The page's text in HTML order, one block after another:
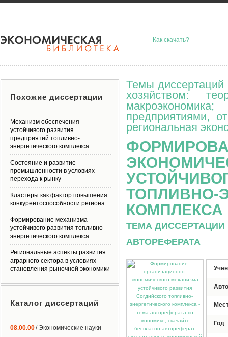
Как скачать?
Темы диссертаций
хозяйством:
предприятиями,
региональная
ТОПЛИВНО-
КОМПЛЕКСА
ТЕМА
АВТОРЕФЕРАТА
Год
Похожие диссертации
Механизм обеспечения
устойчивого развития
предприятий топливно-
энергетического комплекса
Состояние и развитие
промышленности в условиях
перехода к рынку
Кластеры как фактор повышения
конкурентоспособности региона
Формирование механизма
устойчивого развития топливно-
энергетического комплекса
Региональные аспекты развития
аграрного сектора в условиях
становления рыночной экономики
Каталог диссертаций
08.00.00/ Экономические науки